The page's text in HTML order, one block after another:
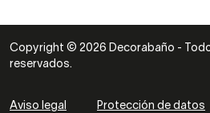
Copyright © 2026 Decorabaño -
reservados.
Aviso legal Protección de datos